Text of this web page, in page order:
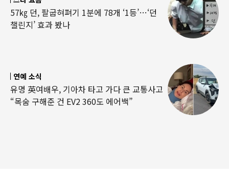
57㎏ 던, 팔굽혀펴기 1분에 78개 ‘1등’…‘던
챌린지’ 효과 봤나
연예 소식
유명 英여배우, 기아차 타고 가다 큰 교통사고
“목숨 구해준 건 EV2 360도 에어백”